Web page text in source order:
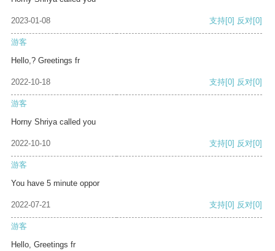
2023-01-08 支持[0] 反对[0]
游客
Hello,? Greetings fr
2022-10-18 支持[0] 反对[0]
游客
Horny Shriya called you
2022-10-10 支持[0] 反对[0]
游客
You have 5 minute oppor
2022-07-21 支持[0] 反对[0]
游客
Hello, Greetings fr